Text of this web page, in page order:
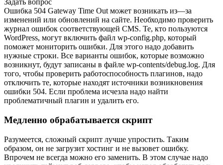
Задать вопрос
Ошибка 504 Gateway Time Out может возникать из—за
изменений или обновлений на сайте. Необходимо проверить
журнал ошибок соответствующей CMS. Те, кто пользуются
WordPress, могут включить файл wp-config.php, который
поможет мониторить ошибки. Для этого надо добавить
нужные строки. Все варианты ошибок, которые возможно
возникнут, будут записаны в файле wp-contents/debug.log. Для
того, чтобы проверить работоспособность плагинов, надо
отключить те, которые находят источники возникновения
ошибки 504. Если проблема исчезла надо найти
проблематичный плагин и удалить его.
Медленно обрабатывается скрипт
Разумеется, сложный скрипт лучше упростить. Таким
образом, он не загрузит хостинг и не вызовет ошибку.
Впрочем не всегда можно его заменить. В этом случае надо